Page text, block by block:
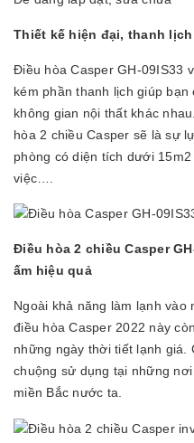
Thiết kế hiện đại, thanh lịch
Điều hòa Casper GH-09IS33
kém phần thanh lịch giúp
không gian nội thất khác
hòa 2 chiều Casper sẽ là sự
phòng có diện tích dưới
việc….
Điều hòa 2 chiều Casper
ấm hiệu quả
Ngoài khả năng làm lạnh
điều hòa Casper 2022 này
những ngày thời tiết lạnh
chuộng sử dụng tại những
miền Bắc nước ta.